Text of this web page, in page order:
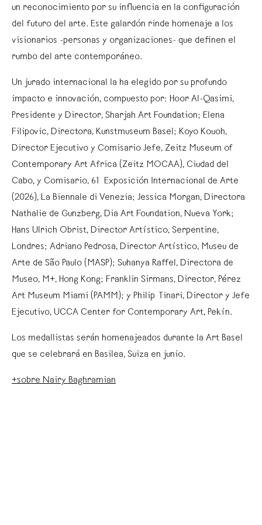
un reconocimiento por su influencia en la configuración
del futuro del arte. Este galardón rinde homenaje a los
visionarios -personas y organizaciones- que definen el
rumbo del arte contemporáneo.
Un jurado internacional la ha elegido por su profundo
impacto e innovación, compuesto por: Hoor Al-Qasimi,
Presidente y Director, Sharjah Art Foundation; Elena
Filipovic, Directora, Kunstmuseum Basel; Koyo Kouoh,
Director Ejecutivo y Comisario Jefe, Zeitz Museum of
Contemporary Art Africa (Zeitz MOCAA), Ciudad del
Cabo, y Comisario, 61ª Exposición Internacional de Arte
(2026), La Biennale di Venezia; Jessica Morgan, Directora
Nathalie de Gunzberg, Dia Art Foundation, Nueva York;
Hans Ulrich Obrist, Director Artístico, Serpentine,
Londres; Adriano Pedrosa, Director Artístico, Museu de
Arte de São Paulo (MASP); Suhanya Raffel, Directora de
Museo, M+, Hong Kong; Franklin Sirmans, Director, Pérez
Art Museum Miami (PAMM); y Philip Tinari, Director y Jefe
Ejecutivo, UCCA Center for Contemporary Art, Pekín.
Los medallistas serán homenajeados durante la Art Basel
que se celebrará en Basilea, Suiza en junio.
+sobre Nairy Baghramian